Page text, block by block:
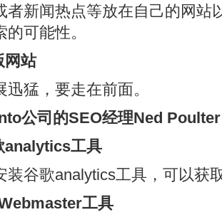
者新闻热点等放在自己的网站
可能性。
网站
猛，要走在前面。
公司的SEO经理Ned Poulter
工具
装谷歌analytics工具，可以获
工具